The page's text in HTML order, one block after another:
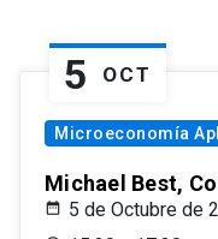
5 OCT
Microeconomía
Michael Best,
5 de Octubre de